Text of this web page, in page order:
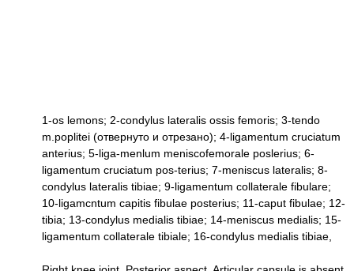
1-os lemons; 2-condylus lateralis ossis femoris; 3-tendo
m.poplitei (отвернуто и отрезано); 4-ligamentum cruciatum
anterius; 5-liga-menlum meniscofemorale poslerius; 6-
ligamentum cruciatum pos-terius; 7-meniscus lateralis; 8-
condylus lateralis tibiae; 9-ligamentum collaterale fibulare;
10-ligamcntum capitis fibulae posterius; 11-caput fibulae; 12-
tibia; 13-condylus medialis tibiae; 14-meniscus medialis; 15-
ligamentum collaterale tibiale; 16-condylus medialis tibiae,